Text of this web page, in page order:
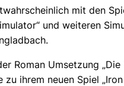
mit den
und weiteren
Roman Umsetzung „Die
ihrem neuen Spiel